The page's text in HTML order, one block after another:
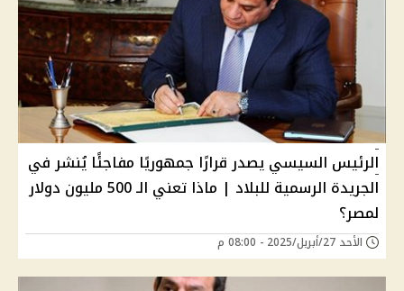
الرئيس السيسي يصدر قرارًا جمهوريًا مفاجئًا يُنشر في
الجريدة الرسمية للبلاد | ماذا تعني الـ 500 مليون دولار
لمصر؟
الأحد 27/أبريل/2025 - 08:00 م